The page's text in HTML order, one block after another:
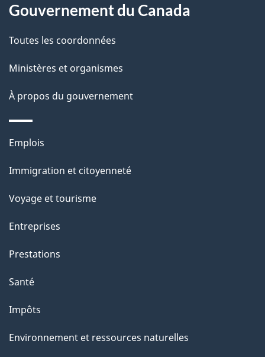
i
l
s
d
e
l
a
p
a
g
e
propos
de
ce
site
Gouvernement du Canada
Toutes les coordonnées
Ministères et organismes
À propos du gouvernement
Thèmes
sujets
Emplois
Immigration et citoyenneté
Voyage et tourisme
Entreprises
Prestations
Santé
Impôts
Environnement et ressources naturelles